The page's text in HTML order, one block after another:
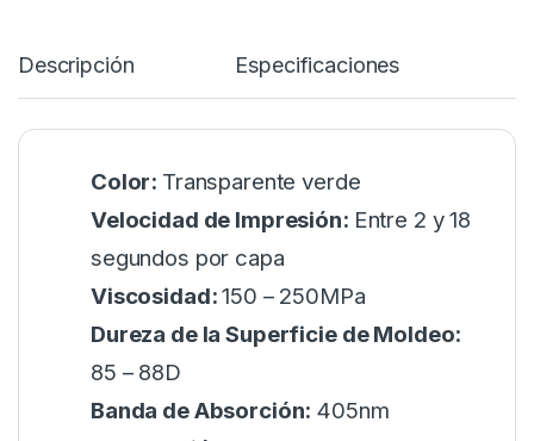
Descripción Especificaciones
Color: Transparente verde
Velocidad de Impresión: Entre 2 y 18
segundos por capa
Viscosidad:150 – 250MPa
Dureza de la Superficie de Moldeo:
85 – 88D
Banda de Absorción: 405nm